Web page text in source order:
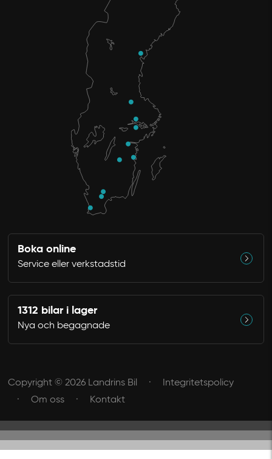
Boka online
Service eller verkstadstid
1312 bilar i lager
Nya och begagnade
Copyright © 2026 Landrins Bil
Integritetspolicy
Om oss
Kontakt